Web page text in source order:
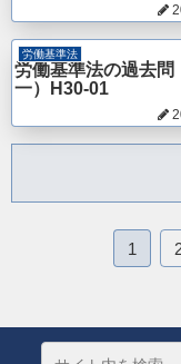
労働基準法
労働基準法の過去問
一）H30-01
1